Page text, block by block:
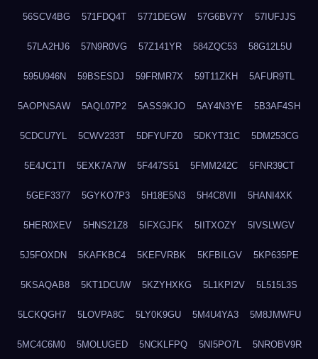
56SCV4BG 571FDQ4T 5771DEGW 57G6BV7Y 57IUFJJS
57LA2HJ6 57N9R0VG 57Z141YR 584ZQC53 58G12L5U
595U946N 59BSESDJ 59FRMR7X 59T11ZKH 5AFUR9TL
5AOPNSAW 5AQL07P2 5ASS9KJO 5AY4N3YE 5B3AF4SH
5CDCU7YL 5CWV233T 5DFYUFZ0 5DKYT31C 5DM253CG
5E4JC1TI 5EXK7A7W 5F447S51 5FMM242C 5FNR39CT
5GEF3377 5GYKO7P3 5H18E5N3 5H4C8VII 5HANI4XK
5HER0XEV 5HNS21Z8 5IFXGJFK 5IITXOZY 5IVSLWGV
5J5FOXDN 5KAFKBC4 5KEFVRBK 5KFBILGV 5KP635PE
5KSAQAB8 5KT1DCUW 5KZYHXKG 5L1KPI2V 5L515L3S
5LCKQGH7 5LOVPA8C 5LY0K9GU 5M4U4YA3 5M8JMWFU
5MC4C6M0 5MOLUGED 5NCKLFPQ 5NI5PO7L 5NROBV9R